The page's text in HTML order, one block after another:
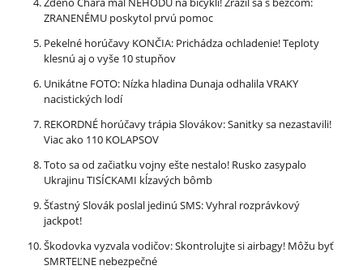
ZRANENÉMU poskytol prvú pomoc
Pekelné horúčavy KONČIA: Prichádza ochladenie! Teploty
klesnú aj o vyše 10 stupňov
Unikátne FOTO: Nízka hladina Dunaja odhalila VRAKY
nacistických lodí
REKORDNÉ horúčavy trápia Slovákov: Sanitky sa nezastavili!
Viac ako 110 KOLAPSOV
Toto sa od začiatku vojny ešte nestalo! Rusko zasypalo
Ukrajinu TISÍCKAMI kĺzavých bômb
Šťastný Slovák poslal jedinú SMS: Vyhral rozprávkový
jackpot!
Škodovka vyzvala vodičov: Skontrolujte si airbagy! Môžu byť
SMRTEĽNE nebezpečné